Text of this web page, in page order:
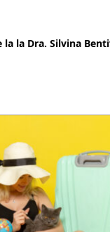
la Dra. Silvina